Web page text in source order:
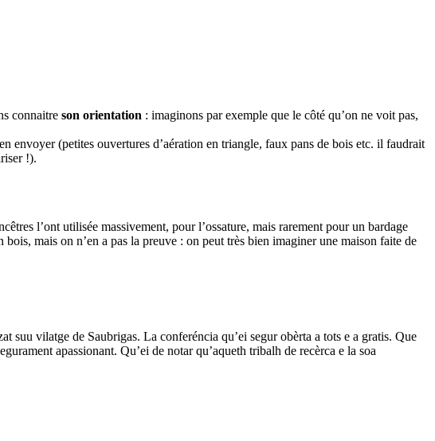
connaitre son orientation : imaginons par exemple que le côté qu’on ne voit pas,
envoyer (petites ouvertures d’aération en triangle, faux pans de bois etc. il faudrait
!).
l’ont utilisée massivement, pour l’ossature, mais rarement pour un bardage
bois, mais on n’en a pas la preuve : on peut très bien imaginer une maison faite de
vilatge de Saubrigas. La conferéncia qu’ei segur obèrta a tots e a gratis. Que
apassionant. Qu’ei de notar qu’aqueth tribalh de recèrca e la soa